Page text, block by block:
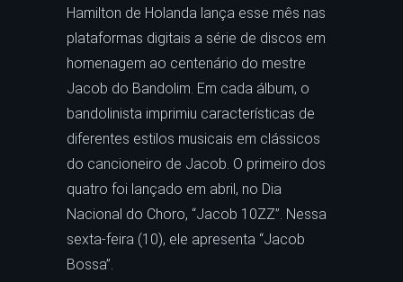
Hamilton de Holanda lança esse mês nas
plataformas digitais a série de discos em
homenagem ao centenário do mestre
Jacob do Bandolim. Em cada álbum, o
bandolinista imprimiu características de
diferentes estilos musicais em clássicos
do cancioneiro de Jacob. O primeiro dos
quatro foi lançado em abril, no Dia
Nacional do Choro, “Jacob 10ZZ”. Nessa
sexta-feira (10), ele apresenta “Jacob
Bossa”.